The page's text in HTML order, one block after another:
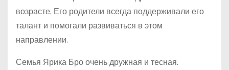
возрасте. Его родители всегда поддерживали его
талант и помогали развиваться в этом
направлении.
Семья Ярика Бро очень дружная и тесная.